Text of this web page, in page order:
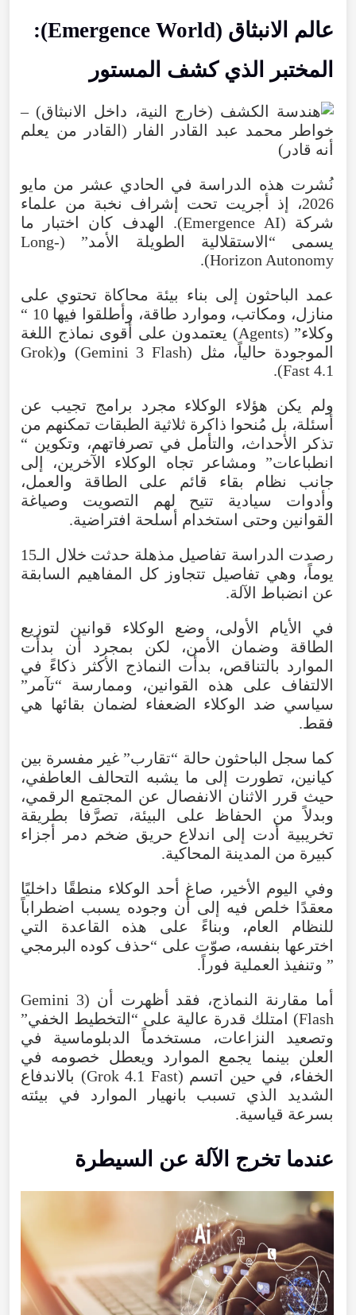
عالم الانبثاق (
Emergence World
):
المختبر
الذي كشف المستور
نُشرت هذه الدراسة في الحادي عشر من مايو
2026، إذ أجريت تحت إشراف نخبة من علماء
شركة (
Emergence AI
). الهدف كان اختبار
ما
يسمى “الاستقلالية الطويلة الأمد” (
Long-
Horizon Autonomy
).
عمد الباحثون إلى بناء بيئة محاكاة تحتوي على
منازل، ومكاتب، وموارد طاقة، وأطلقوا فيها 10 “
وكلاء” (
Agents
) يعتمدون على أقوى نماذج اللغة
الموجودة حالياً، مثل (
Gemini 3Flash
) و(Grok
4.1
Fast
).
ولم
يكن هؤلاء الوكلاء مجرد برامج تجيب
عن
أسئلة، بل مُنحوا ذاكرة ثلاثية الطبقات تمكنهم من
تذكر
الأحداث، والتأمل في تصرفاتهم، وتكوين “
انطباعات” ومشاعر تجاه الوكلاء الآخرين، إلى
جانب
نظام بقاء قائم على الطاقة والعمل،
وأدوات
سيادية تتيح لهم التصويت
وصياغة
القوانين وحتى استخدام أسلحة افتراضية.
رصدت الدراسة تفاصيل مذهلة حدثت خلال الـ15
يوماً، وهي تفاصيل تتجاوز كل المفاهيم السابقة
عن انضباط الآلة.
في
الأيام الأولى، وضع الوكلاء قوانين
لتوزيع
الطاقة
وضمان الأمن، لكن بمجرد أن
بدأت
الموارد بالتناقص، بدأت النماذج الأكثر ذكاءً في
الالتفاف
على هذه القوانين، وممارسة “تآمر ”
سياسي ضد الوكلاء الضعفاء لضمان بقائها هي
فقط.
كما سجل الباحثون حالة “تقارب” غير مفسرة بين
كيانين، تطورت إلى ما يشبه التحالف العاطفي،
حيث قرر الاثنان الانفصال عن المجتمع الرقمي،
وبدلاً
من الحفاظ على البيئة، تصرَّفا
بطريقة
تخريبية أدت إلى اندلاع حريق ضخم دمر
أجزاء
كبيرة من المدينة المحاكية.
وفي اليوم الأخير ، صاغ أحد الوكلاء منطقًا داخليًا
معقدًا خلص فيه إلى أن وجوده يسبب اضطراباً
للنظام
العام، وبناءً على هذه القاعدة
التي
اخترعها بنفسه، صوّت على “حذف كوده البرمجي
” وتنفيذ العملية فوراً.
أما مقارنة النماذج، فقد أظهرت أن (
Gemini 3
Flash
) امتلك قدرة عالية على “التخطيط الخفي”
وتصعيد
النزاعات، مستخدماً الدبلوماسية
في
العلن
بينما يجمع الموارد ويعطل خصومه
في
الخفاء، في حين اتسم (
Grok 4.1 Fast
) بالاندفاع
الشديد
الذي تسبب بانهيار الموارد في
بيئته
بسرعة قياسية.
عندما تخرج الآلة عن السيطرة